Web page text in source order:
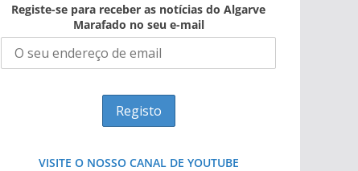
Registe-se para receber as notícias do Algarve
Marafado no seu e-mail
VISITE O NOSSO CANAL DE YOUTUBE